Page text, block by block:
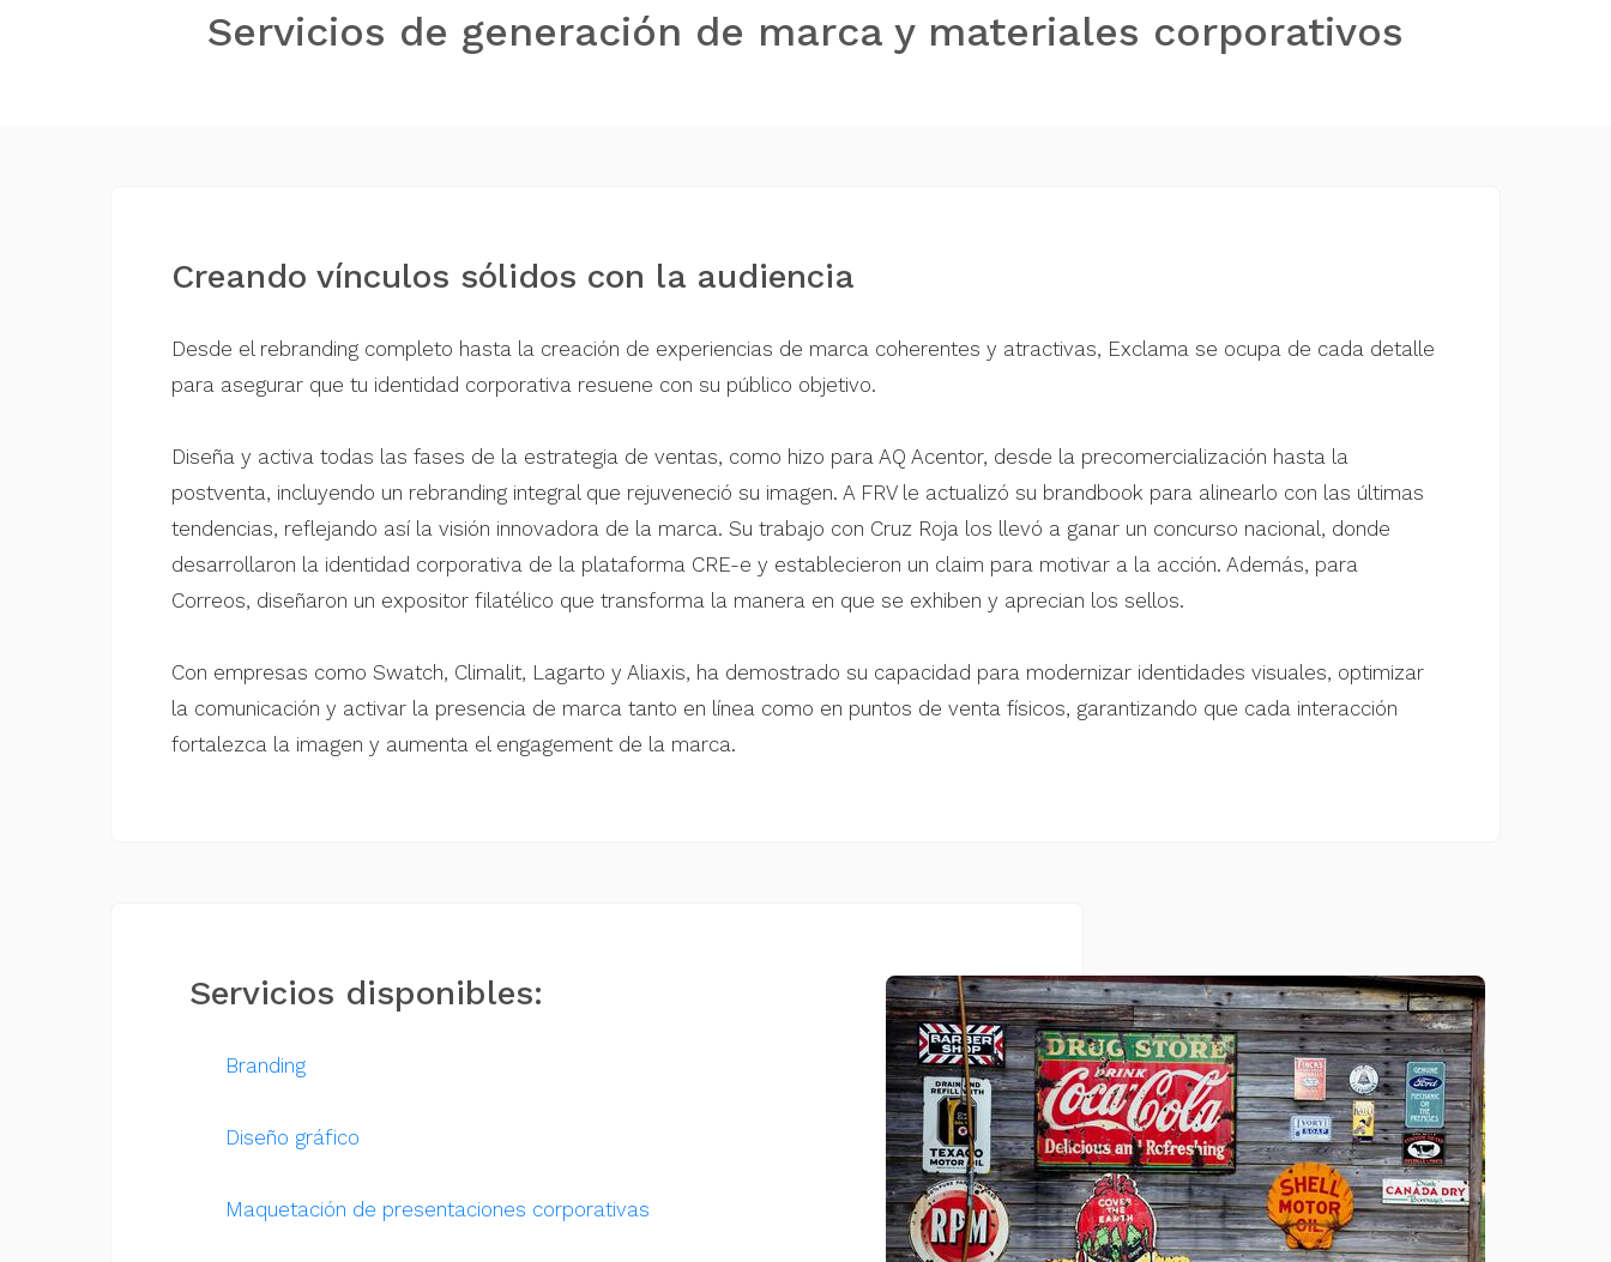
Servicios de generación de marca y materiales corporativos
Creando vínculos sólidos con la audiencia
Desde el rebranding completo hasta la creación de experiencias de marca coherentes y atractivas, Exclama se ocupa de cada detalle
para asegurar que tu identidad corporativa resuene con su público objetivo.
Diseña y activa todas las fases de la estrategia de ventas, como hizo para AQ Acentor, desde la precomercialización hasta la
postventa, incluyendo un rebranding integral que rejuveneció su imagen. A FRV le actualizó su brandbook para alinearlo con las últimas
tendencias, reflejando así la visión innovadora de la marca. Su trabajo con Cruz Roja los llevó a ganar un concurso nacional, donde
desarrollaron la identidad corporativa de la plataforma CRE-e y establecieron un claim para motivar a la acción. Además, para
Correos, diseñaron un expositor filatélico que transforma la manera en que se exhiben y aprecian los sellos.
Con empresas como Swatch, Climalit, Lagarto y Aliaxis, ha demostrado su capacidad para modernizar identidades visuales, optimizar
la comunicación y activar la presencia de marca tanto en línea como en puntos de venta físicos, garantizando que cada interacción
fortalezca la imagen y aumenta el engagement de la marca.
Servicios disponibles:
Branding
Diseño gráfico
Maquetación de presentaciones corporativas